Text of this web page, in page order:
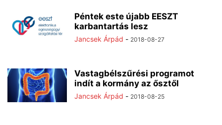
Péntek este újabb EESZT
karbantartás lesz
Jancsek Árpád - 2018-08-27
Vastagbélszűrési programot
indít a kormány az ősztől
Jancsek Árpád - 2018-08-25